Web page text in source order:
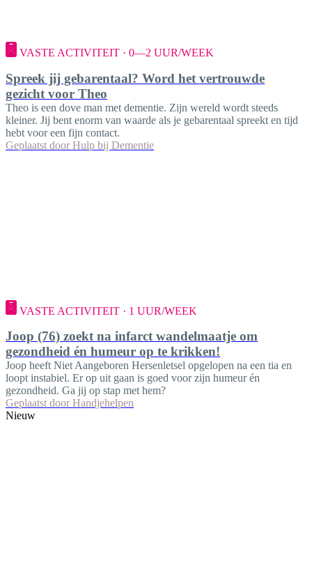
VASTE ACTIVITEIT · 0—2 UUR/WEEK
Spreek jij gebarentaal? Word het vertrouwde
gezicht voor Theo
Theo is een dove man met dementie. Zijn wereld wordt steeds
kleiner. Jij bent enorm van waarde als je gebarentaal spreekt en tijd
hebt voor een fijn contact.
Geplaatst door Hulp bij Dementie
VASTE ACTIVITEIT · 1 UUR/WEEK
Joop (76) zoekt na infarct wandelmaatje om
gezondheid én humeur op te krikken!
Joop heeft Niet Aangeboren Hersenletsel opgelopen na een tia en
loopt instabiel. Er op uit gaan is goed voor zijn humeur én
gezondheid. Ga jij op stap met hem?
Geplaatst door Handjehelpen
Nieuw